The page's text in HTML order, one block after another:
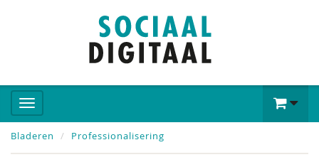
Bladeren Professionalisering